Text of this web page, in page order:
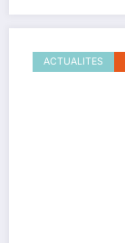
ACTUALITES